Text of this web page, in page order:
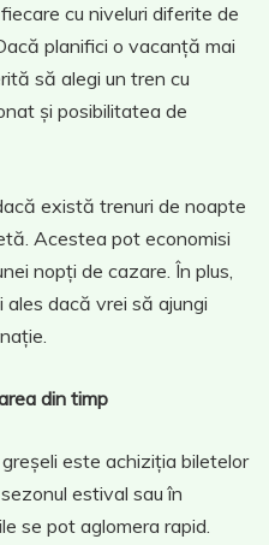
cu niveluri diferite de
planifici o vacanță mai
să alegi un tren cu
și posibilitatea de
există trenuri de noapte
Acestea pot economisi
nopți de cazare. În plus,
dacă vrei să ajungi
din timp
este achiziția biletelor
estival sau în
se pot aglomera rapid.